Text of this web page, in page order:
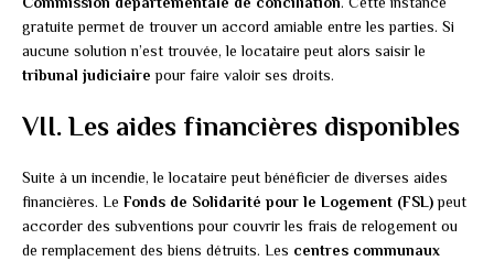
gratuite permet de trouver un accord amiable entre les parties. Si
aucune solution n’est trouvée, le locataire peut alors saisir le
tribunal judiciaire pour faire valoir ses droits.
VII. Les aides financières disponibles
Suite à un incendie, le locataire peut bénéficier de diverses aides
financières. Le Fonds de Solidarité pour le Logement (FSL)peut
accorder des subventions pour couvrir les frais de relogement ou
de remplacement des biens détruits. Les centres communaux